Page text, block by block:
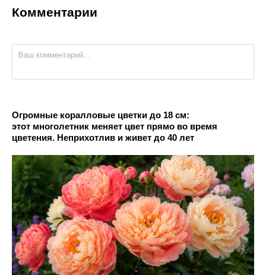
Комментарии
Огромные коралловые цветки до 18 см:
этот многолетник меняет цвет прямо во время
цветения. Неприхотлив и живет до 40 лет